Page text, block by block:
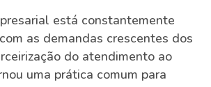
está constantemente
as demandas crescentes dos
do atendimento ao
uma prática comum para